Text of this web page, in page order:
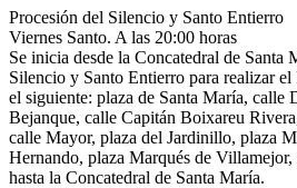
Procesión del Silencio y Santo Entierro
Viernes Santo. A las 20:00 horas
Se inicia desde la Concatedral de Santa
Silencio y Santo Entierro para realizar
el siguiente: plaza de Santa María, calle
Bejanque, calle Capitán Boixareu
calle Mayor, plaza del Jardinillo, plaza
Hernando, plaza Marqués de
hasta la Concatedral de Santa María.